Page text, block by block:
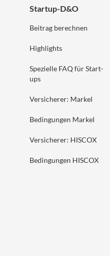
Startup-D&O
Beitrag berechnen
Highlights
Spezielle FAQ für Start-
ups
Versicherer: Markel
Bedingungen Markel
Versicherer: HISCOX
Bedingungen HISCOX